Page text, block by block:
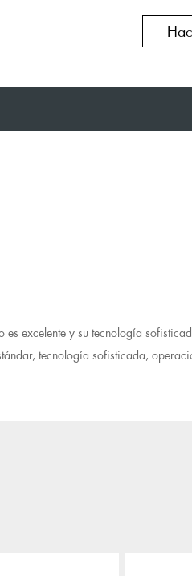
es excelente y su tecnología
tecnología sofisticada,